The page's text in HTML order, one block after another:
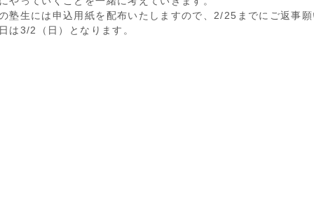
塾生には申込用紙を配布いたしますので、2/25までにご返事願
は3/2（日）となります。